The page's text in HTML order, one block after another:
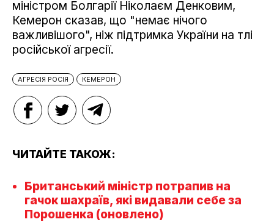
міністром Болгарії Ніколаєм Денковим,
Кемерон сказав, що "немає нічого
важливішого", ніж підтримка України на тлі
російської агресії.
АГРЕСІЯ РОСІЯ КЕМЕРОН
ЧИТАЙТЕ ТАКОЖ:
Британський міністр потрапив на
гачок шахраїв, які видавали себе за
Порошенка (оновлено)